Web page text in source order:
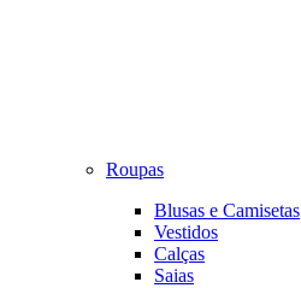
Roupas
Blusas e Camisetas
Vestidos
Calças
Saias